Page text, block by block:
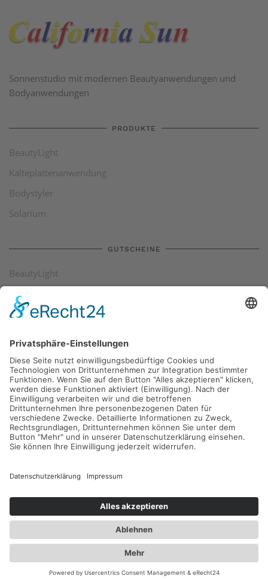
Sonnenstudio mit modernen Beautyanwendungen und
Bodyanwendungen
PRODUKTE
BeautyLight
Kälteplattenanwendung
Bodystyler
Solarium
GUTSCHEINE
BeautyLight
Kälteplattenanwendung
Bodystyler
SIE MÖCHTEN UNS ETWAS SAGEN
info@californiasun-sonnenstudio.de
SIE FINDEN UNS AUF
DATENSCHUTZERKLÄRUNG
© California Sun | webdesign & seo by webranking